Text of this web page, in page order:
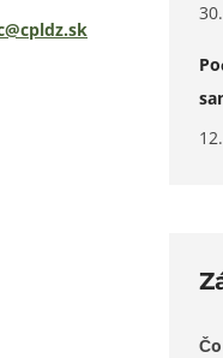
@cpldz.sk